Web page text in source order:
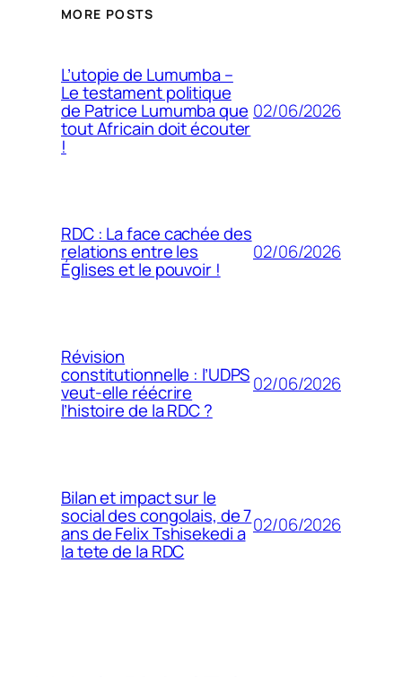
MORE POSTS
L’utopie de Lumumba –
Le testament politique
de Patrice Lumumba que
tout Africain doit écouter
!
02/06/2026
RDC : La face cachée des
relations entre les
Églises et le pouvoir !
02/06/2026
Révision
constitutionnelle : l’UDPS
veut-elle réécrire
l’histoire de la RDC ?
02/06/2026
Bilan et impact sur le
social des congolais, de 7
ans de Felix Tshisekedi a
la tete de la RDC
02/06/2026